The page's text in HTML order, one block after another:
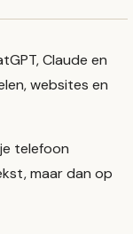
Claude en
websites en
telefoon
maar dan op